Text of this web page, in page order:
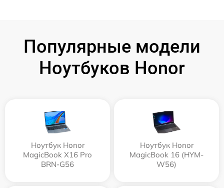
Популярные модели
Ноутбуков Honor
Ноутбук Honor
MagicBook X16 Pro
BRN-G56
Ноутбук Honor
MagicBook 16 (HYM-
W56)